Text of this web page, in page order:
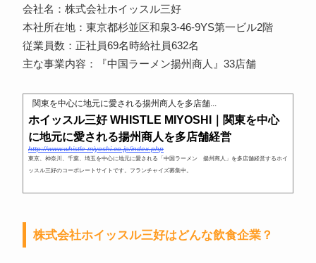
会社名：株式会社ホイッスル三好
本社所在地：東京都杉並区和泉3-46-9YS第一ビル2階
従業員数：正社員69名時給社員632名
主な事業内容：『中国ラーメン揚州商人』33店舗
関東を中心に地元に愛される揚州商人を多店舗...
ホイッスル三好 WHISTLE MIYOSHI｜関東を中心
に地元に愛される揚州商人を多店舗経営
http://www.whistle-miyoshi.co.jp/index.php
東京、神奈川、千葉、埼玉を中心に地元に愛される「中国ラーメン 揚州商人」を多店舗経営するホイ
ッスル三好のコーポレートサイトです。フランチャイズ募集中。
株式会社ホイッスル三好はどんな飲食企業？